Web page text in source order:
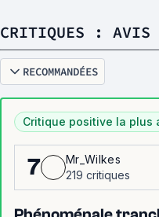
CRITIQUES : AVIS
RECOMMANDÉES
Critique positive la plus
7
Mr_Wilkes
219 critiques